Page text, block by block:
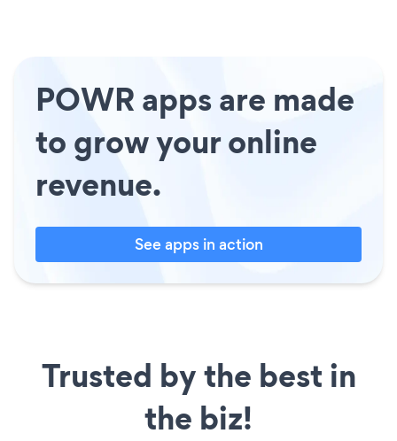
POWR apps are made
to grow your online
revenue.
See apps in action
Trusted by the best in
the biz!